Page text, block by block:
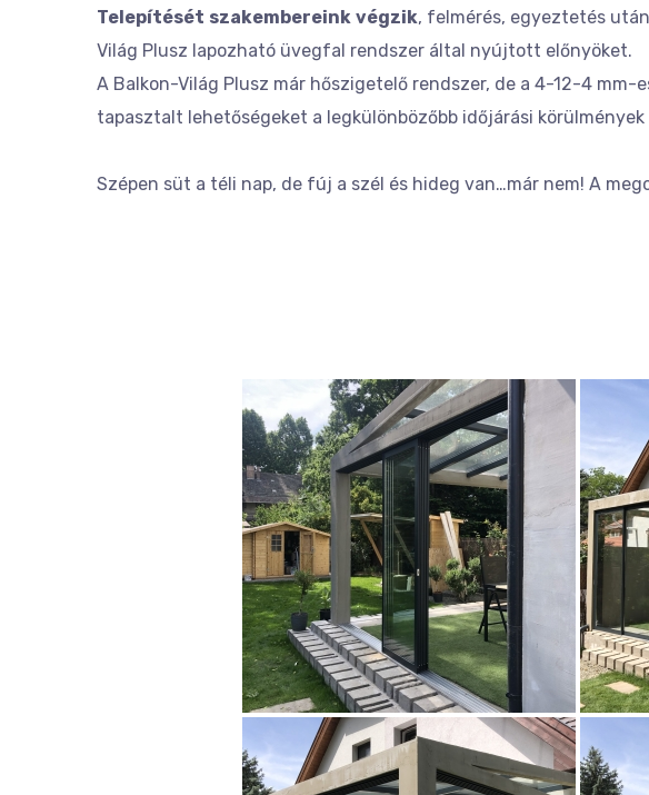
Telepítését szakembereink végzik, felmérés, egyeztetés
Világ Plusz lapozható üvegfal rendszer által nyújtott előnyöket.
A Balkon-Világ Plusz már hőszigetelő rendszer, de a 4-12-4
tapasztalt lehetőségeket a legkülönbözőbb időjárási körülmények
Szépen süt a téli nap, de fúj a szél és hideg van…már nem! A